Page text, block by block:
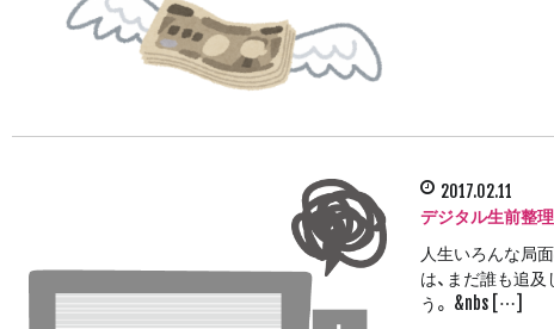
2017.02.11
デジタル生前整
人生いろんな局
は、まだ誰も追
う。 &nbs […]